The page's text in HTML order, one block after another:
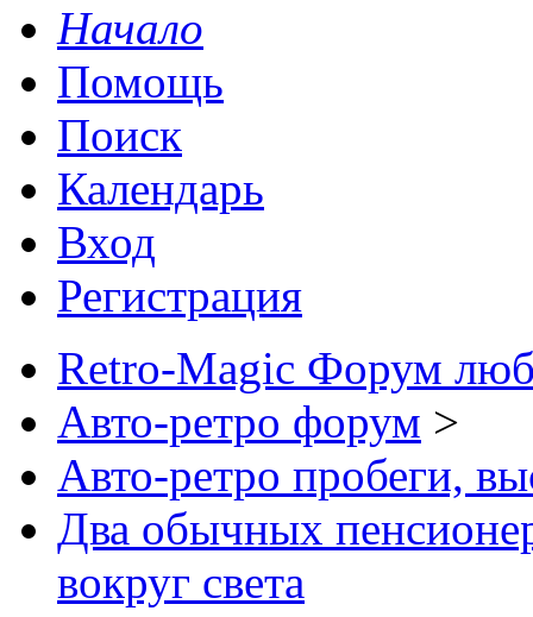
Начало
Помощь
Поиск
Календарь
Вход
Регистрация
Retro-Magic Форум
Авто-ретро форум >
Авто-ретро пробеги,
Два обычных
вокруг света